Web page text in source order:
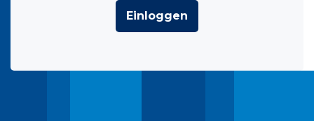
Einloggen